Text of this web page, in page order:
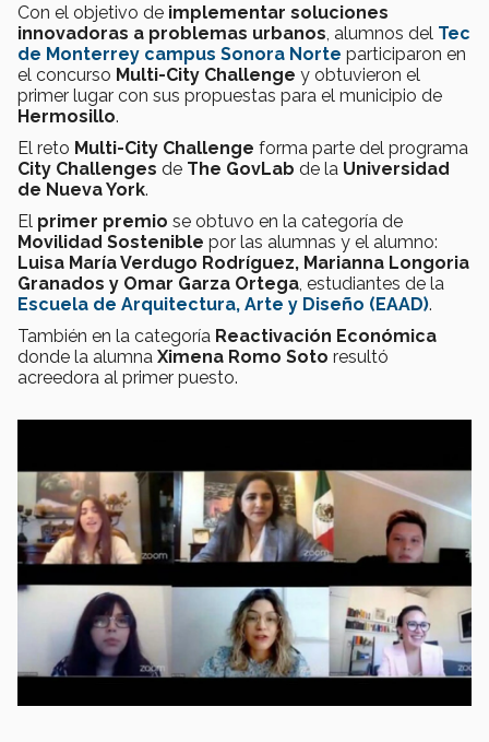
Con el objetivo de implementar soluciones
innovadoras a problemas urbanos , alumnos del Tec
de Monterrey campus Sonora Norte participaron en
el concurso Multi-City Challenge y obtuvieron el
primer lugar con sus propuestas para el municipio de
Hermosillo.
El reto Multi-City Challenge forma parte del programa
City Challenges de The GovLab de la Universidad
de Nueva York.
El primer premio se obtuvo en la categoría de
Movilidad Sostenible por las alumnas y el alumno:
Luisa María Verdugo Rodríguez, Marianna Longoria
Granados y Omar Garza Ortega , estudiantes de la
Escuela de Arquitectura, Arte y Diseño (EAAD).
También en la categoría Reactivación Económica
donde la alumna Ximena Romo Soto resultó
acreedora al primer puesto.